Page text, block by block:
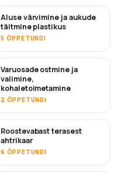
TULEMAS
Aluse värvimine ja aukude
täitmine plastikus
5 ÕPPETUNDI
TULEMAS
Varuosade ostmine ja
valimine,
kohaletoimetamine
2 ÕPPETUNDI
Roostevabast terasest
ahtrikaar
6 ÕPPETUNDI